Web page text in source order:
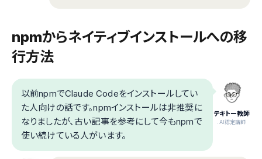
npmからネイティブインストールへの移
行方法
テキトー教師
.AI認定講師
以前npmでClaude Codeをインストールしてい
た人向けの話です。npmインストールは非推奨に
なりましたが、古い記事を参考にして今もnpmで
使い続けている人がいます。